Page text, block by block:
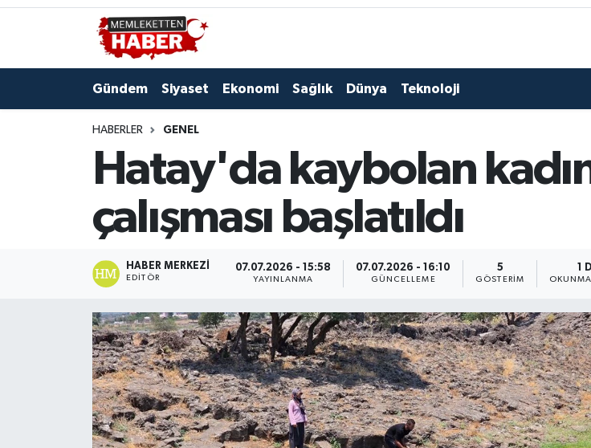
Gündem Siyaset Ekonomi Sağlık Dünya Teknoloji
HABERLER GENEL
Hatay'da kaybolan
çalışması başlatıldı
HABER MERKEZI
EDITÖR
07.07.2026 - 15:58
YAYINLANMA
07.07.2026 - 16:10
GÜNCELLEME
5
GÖSTERIM
1
OKUNMA